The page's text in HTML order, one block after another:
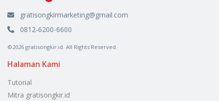
gratisongkirmarketing@gmail.com
0812-6200-6600
©2026 gratisongkir.id. All Rights Reserved.
Halaman Kami
Tutorial
Mitra gratisongkir.id